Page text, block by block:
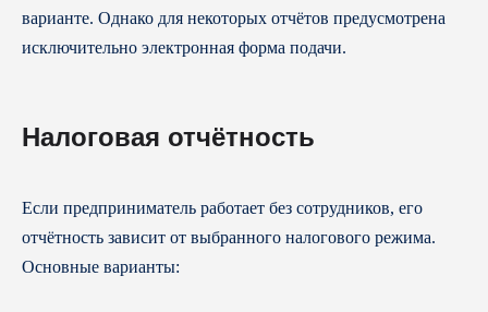
варианте. Однако для некоторых отчётов предусмотрена
исключительно электронная форма подачи.
Налоговая отчётность
Если предприниматель работает без сотрудников, его
отчётность зависит от выбранного налогового режима.
Основные варианты: